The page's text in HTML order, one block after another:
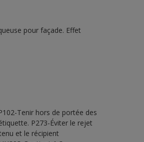
pour façade. Effet
Tenir hors de portée des
P273-Éviter le rejet
et le récipient